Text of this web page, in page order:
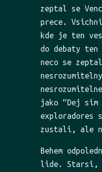
zeptal se
prece.
kde je ten
do debaty ten
neco se
jako “Dej
exploradores
zustali, ale
Behem
lide. Starsi,